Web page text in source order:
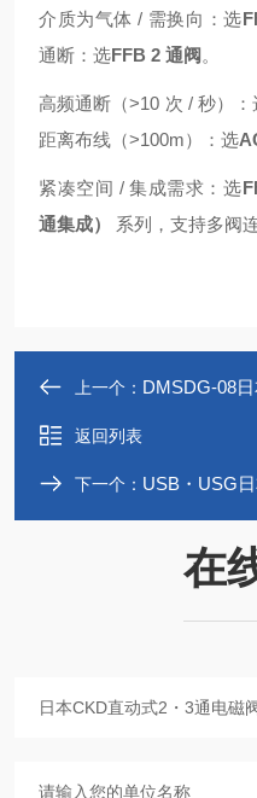
介质为气体 / 需换向：选
通断：选FFB 2 通阀。
高频通断（>10 次 / 秒）：
距离布线（>100m）：选
紧凑空间 / 集成需求：选
通集成）
系列，支持多阀
上一个： DMSDG-08日本
返回列表
下一个： USB・USG日
在